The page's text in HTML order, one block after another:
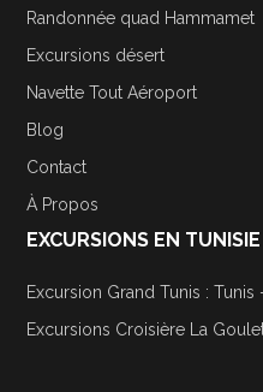
Randonnée quad Hammamet
Excursions désert
Navette Tout Aéroport
Blog
Contact
À Propos
EXCURSIONS EN TUNISIE
Excursion Grand Tunis : Tunis
Excursions Croisière La